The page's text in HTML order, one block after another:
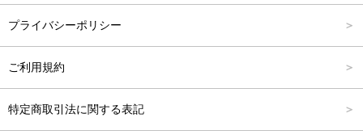
プライバシーポリシー
ご利用規約
特定商取引法に関する表記